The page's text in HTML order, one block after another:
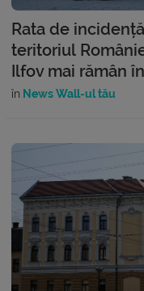
Rata de
teritoriul
Ilfov mai rămân
în News Wall-ul tău